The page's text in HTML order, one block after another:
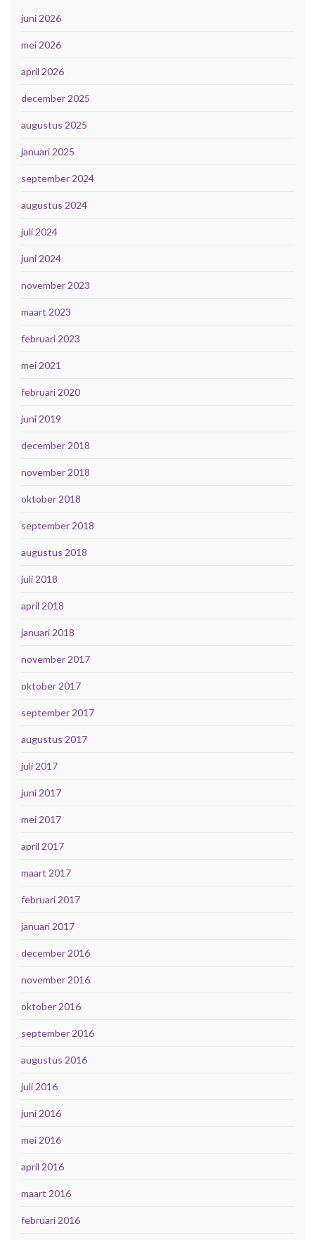
juni 2026
mei 2026
april 2026
december 2025
augustus 2025
januari 2025
september 2024
augustus 2024
juli 2024
juni 2024
november 2023
maart 2023
februari 2023
mei 2021
februari 2020
juni 2019
december 2018
november 2018
oktober 2018
september 2018
augustus 2018
juli 2018
april 2018
januari 2018
november 2017
oktober 2017
september 2017
augustus 2017
juli 2017
juni 2017
mei 2017
april 2017
maart 2017
februari 2017
januari 2017
december 2016
november 2016
oktober 2016
september 2016
augustus 2016
juli 2016
juni 2016
mei 2016
april 2016
maart 2016
februari 2016